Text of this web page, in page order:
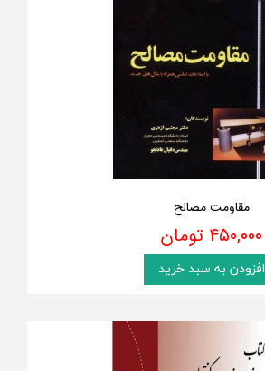
مقاومت مصالح
۴۵۰,۰۰۰ تومان
افزودن به سبد خرید